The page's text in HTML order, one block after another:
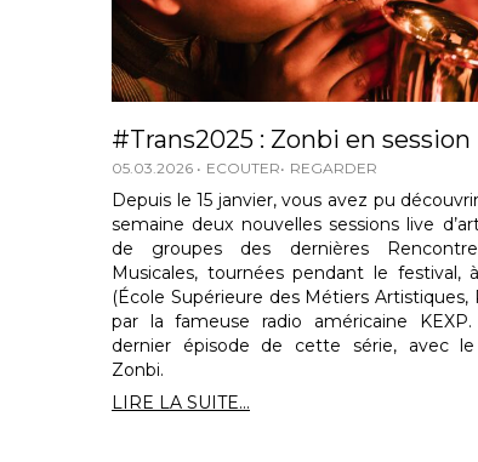
#Trans2025 : Zonbi en session
05.03.2026 ECOUTER REGARDER
Depuis le 15 janvier, vous avez pu
semaine deux nouvelles sessions live
de groupes des dernières
Musicales, tournées pendant le festival, à
(École Supérieure des Métiers Artistiques,
par la fameuse radio américaine
dernier épisode de cette série, avec
Zonbi.
LIRE LA SUITE...